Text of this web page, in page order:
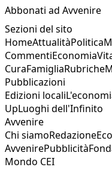
Abbonati ad Avvenire
Sezioni del sito
HomeAttualitàPolitica
CommentiEconomia
CuraFamigliaRubriche
Pubblicazioni
Edizioni locali
UpLuoghi dell'Infinito
Avvenire
Chi siamoRedazione
AvvenirePubblicità
Mondo CEI